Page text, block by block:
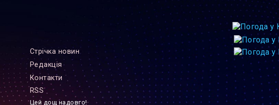
Стрiчка новин
Редакцiя
Контакти
RSS
Цей дощ надовго!